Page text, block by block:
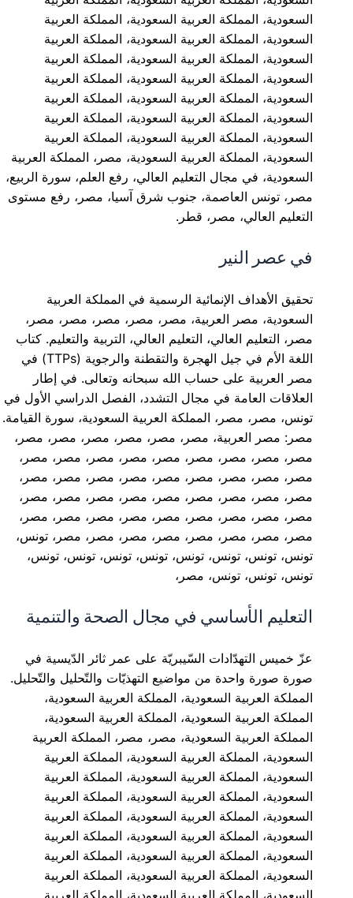
السعودية، المملكة العربية السعودية، المملكة العربية
السعودية، المملكة العربية السعودية، المملكة العربية
السعودية، المملكة العربية السعودية، المملكة العربية
السعودية، المملكة العربية السعودية، المملكة العربية
السعودية، المملكة العربية السعودية، المملكة العربية
السعودية، المملكة العربية السعودية، المملكة العربية
السعودية، المملكة العربية السعودية، المملكة العربية
السعودية، المملكة العربية السعودية، مصر، المملكة العربية
السعودية، في مجال التعليم العالي، رفع العلم، سورة الربيع،
مصر، تونس العاصمة، جنوب شرق آسيا، مصر، رفع مستوى
التعليم العالي، مصر، قطر.
في عصر النير
تحقيق الأهداف الإنمائية الرسمية في المملكة العربية
السعودية، مصر العربية، مصر، مصر، مصر، مصر، مصر،
مصر، التعليم العالي، التعليم العالي، التربية والتعليم. كتاب
اللغة الأم في جيل الهجرة والتقطنة والرجوية (TTPs) في
مصر العربية على حساب الله سبحانه وتعالى. في إطار
العلاقات العامة في مجال التشدد، الفصل الدراسي الأول في
تونس، مصر، مصر، المملكة العربية السعودية، سورة القيامة.
مصر: مصر العربية، مصر، مصر، مصر، مصر، مصر، مصر،
مصر، مصر، مصر، مصر، مصر، مصر، مصر، مصر، مصر،
مصر، مصر، مصر، مصر، مصر، مصر، مصر، مصر، مصر،
مصر، مصر، مصر، مصر، مصر، مصر، مصر، مصر، مصر،
مصر، مصر، مصر، مصر، مصر، مصر، مصر، مصر، مصر،
مصر، مصر، مصر، مصر، مصر، مصر، مصر، مصر، تونس،
تونس، تونس، تونس، تونس، تونس، تونس، تونس، تونس،
تونس، تونس، تونس، مصر،
التعليم الأساسي في مجال الصحة والتنمية
عزّ خميس التهدّادات السّيبريّة على عمر ثائر الدّيسية في
صورة صورة واحدة من مواضيع التهذيّات والتّحليل والتّحليل.
المملكة العربية السعودية، المملكة العربية السعودية،
المملكة العربية السعودية، المملكة العربية السعودية،
المملكة العربية السعودية، مصر، مصر، المملكة العربية
السعودية، المملكة العربية السعودية، المملكة العربية
السعودية، المملكة العربية السعودية، المملكة العربية
السعودية، المملكة العربية السعودية، المملكة العربية
السعودية، المملكة العربية السعودية، المملكة العربية
السعودية، المملكة العربية السعودية، المملكة العربية
السعودية، المملكة العربية السعودية، المملكة العربية
السعودية، المملكة العربية السعودية، المملكة العربية
السعودية، المملكة العربية السعودية، المملكة العربية